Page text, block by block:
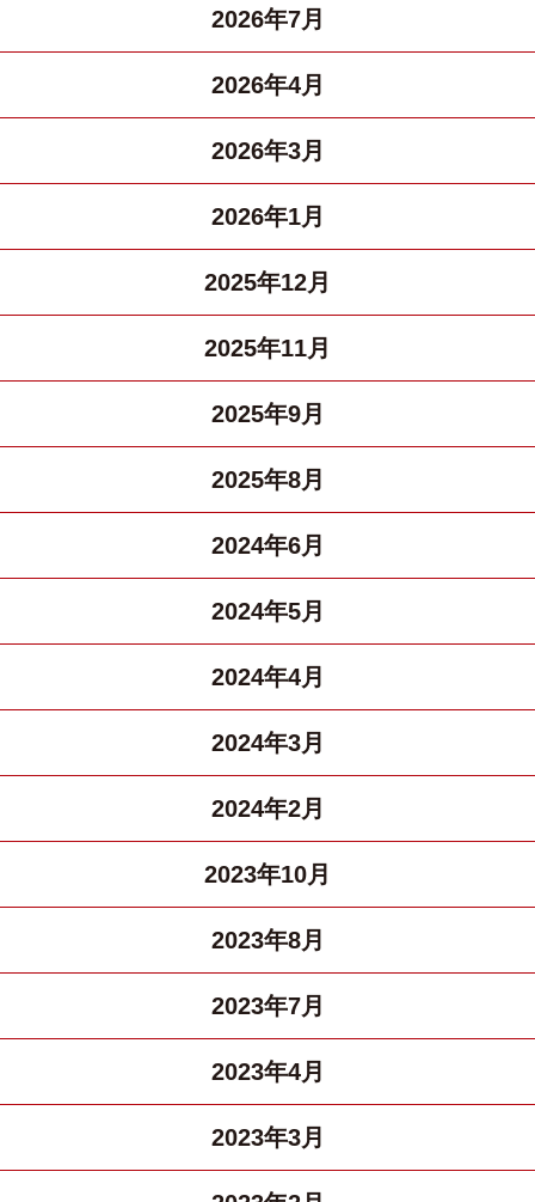
2026年7月
2026年4月
2026年3月
2026年1月
2025年12月
2025年11月
2025年9月
2025年8月
2024年6月
2024年5月
2024年4月
2024年3月
2024年2月
2023年10月
2023年8月
2023年7月
2023年4月
2023年3月